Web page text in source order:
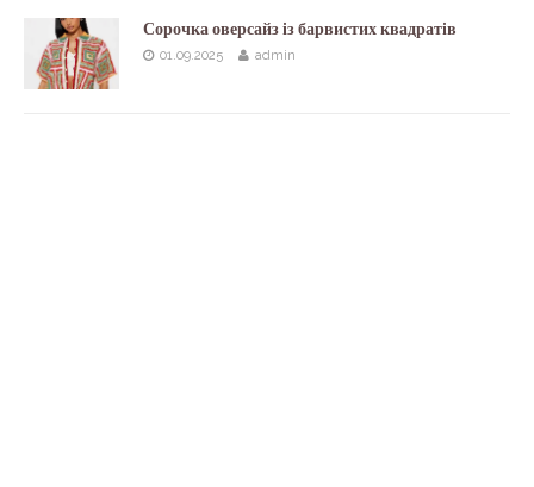
Сорочка оверсайз із барвистих квадратів
01.09.2025 admin